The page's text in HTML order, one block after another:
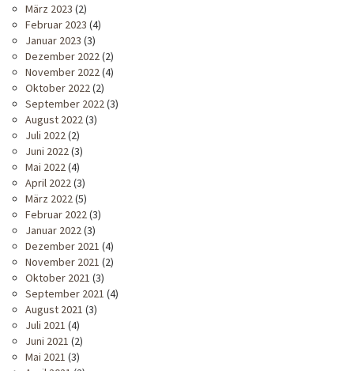
März 2023 (2)
Februar 2023 (4)
Januar 2023 (3)
Dezember 2022(2)
November 2022(4)
Oktober 2022(2)
September 2022(3)
August 2022(3)
Juli 2022(2)
Juni 2022(3)
Mai 2022(4)
April 2022(3)
März 2022(5)
Februar 2022(3)
Januar 2022(3)
Dezember 2021 (4)
November 2021 (2)
Oktober 2021 (3)
September 2021 (4)
August 2021 (3)
Juli 2021 (4)
Juni 2021 (2)
Mai 2021 (3)